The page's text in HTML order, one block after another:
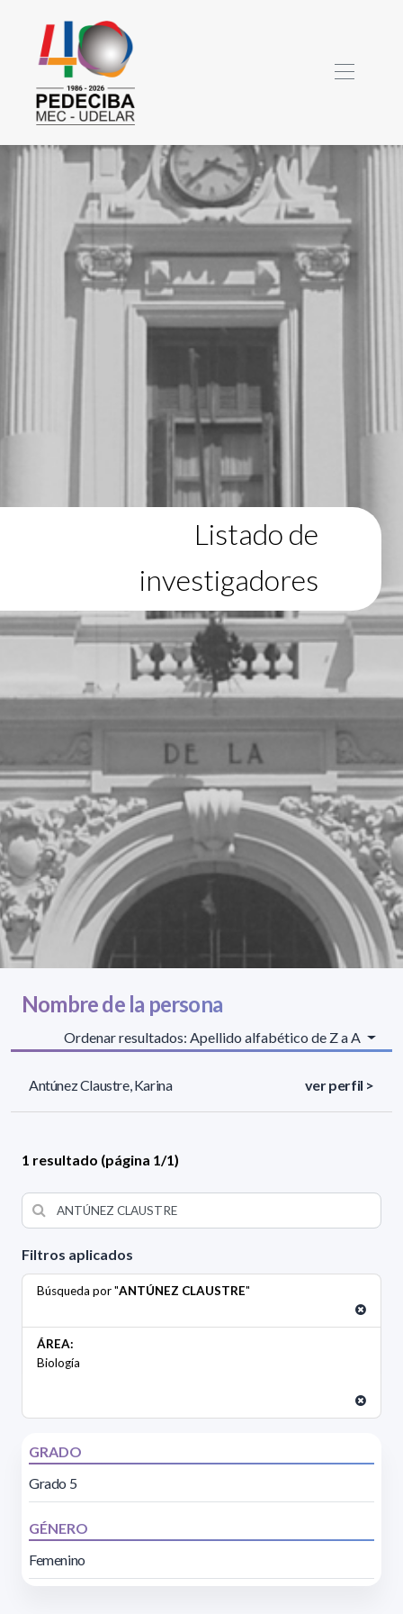
Listado de
investigadores
Filtros aplicados
Búsqueda por "ANTÚNEZ CLAUSTRE"
ÁREA:
Biología
GRADO
Grado 5
GÉNERO
Femenino
Nombre de la persona
Ordenar resultados: Apellido alfabético de Z a A
Antúnez Claustre, Karina ver perfil >
1 resultado (página 1/1)